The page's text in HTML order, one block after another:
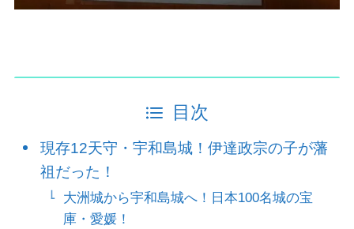
目次
現存12天守・宇和島城！伊達政宗の子が藩
祖だった！
大洲城から宇和島城へ！日本100名城の宝
庫・愛媛！